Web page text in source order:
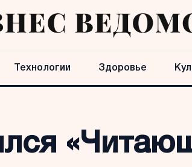
Технологии Здоровье